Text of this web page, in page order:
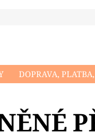
DOPRAVA,